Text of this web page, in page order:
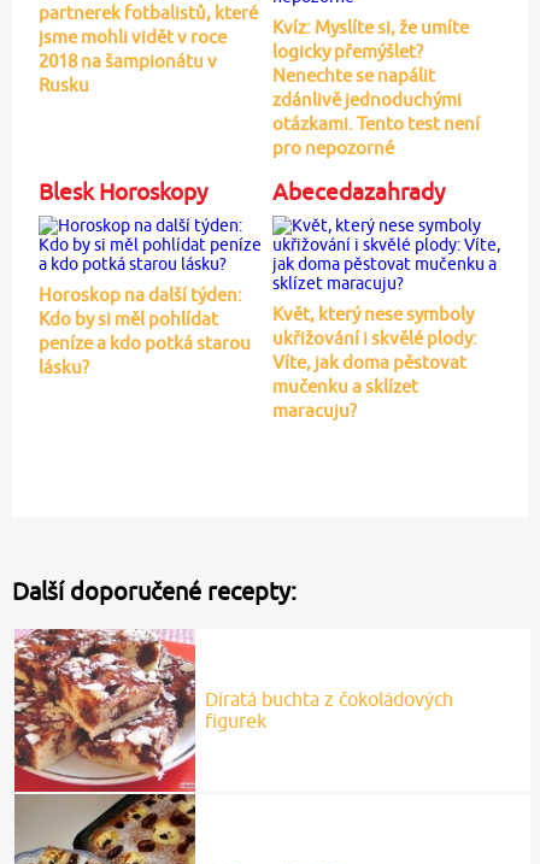
partnerek fotbalistů, které
jsme mohli vidět v roce
2018 na šampionátu v
Rusku
Kvíz: Myslíte si, že umíte
logicky přemýšlet?
Nenechte se napálit
zdánlivě jednoduchými
otázkami. Tento test není
pro nepozorné
Blesk Horoskopy
Horoskop na další týden:
Kdo by si měl pohlídat
peníze a kdo potká starou
lásku?
Abecedazahrady
Květ, který nese symboly
ukřižování i skvělé plody:
Víte, jak doma pěstovat
mučenku a sklízet
maracuju?
Další doporučené recepty:
Díratá buchta z čokoládových
figurek